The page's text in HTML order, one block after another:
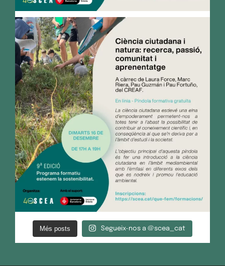
Més posts Segueix-nos a @scea_cat